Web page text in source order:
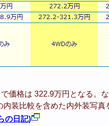
価格は 322.9万円となる。
装比較を含めた内外装写真
の日記)